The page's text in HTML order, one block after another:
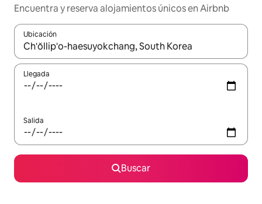
Encuentra y reserva alojamientos únicos en Airbnb
Ubicación
Cuando los resultados estén disponibles, navega con las
Llegada
Salida
Buscar